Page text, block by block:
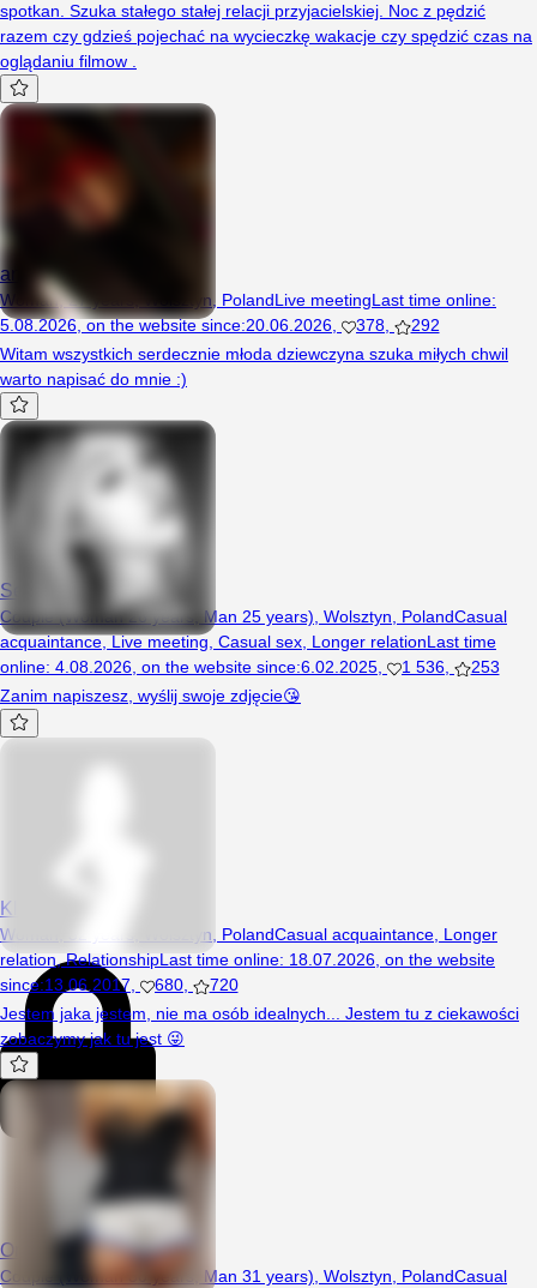
spotkan. Szuka stałego stałej relacji przyjacielskiej. Noc z pędzić
razem czy gdzieś pojechać na wycieczkę wakacje czy spędzić czas na
oglądaniu filmow .
aniaszukkaka
Woman, 27 years, Wolsztyn, PolandLive meetingLast time online:
5.08.2026,on the website since:20.06.2026 378
292
Witam wszystkich serdecznie młoda dziewczyna szuka miłych chwil
warto napisać do mnie :)
Seksicouple
Couple (Woman 26 years, Man 25 years), Wolsztyn, PolandCasual
acquaintance,Live meeting, Casual sex, Longer relationLast time
online: 4.08.2026, on the website since:6.02.2025, 1 536,
253
Zanim napiszesz, wyślij swoje zdjęcie😘
Klaudia1133
Woman, 32 years, Wolsztyn, PolandCasual acquaintance Longer
relation,RelationshipLast time online: 18.07.2026 on the website
since:13.06.2017 680
720
Jestem jaka jestem, nie ma osób idealnych... Jestem tu z ciekawości
zobaczymy jak tu jest 😜
Oni20221
Couple (Woman 30 years, Man 31 years), Wolsztyn, PolandCasual